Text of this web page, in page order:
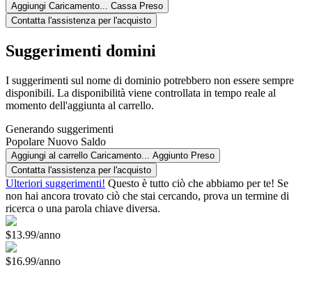
Aggiungi Caricamento... Cassa Preso
Contatta l'assistenza per l'acquisto
Suggerimenti domini
I suggerimenti sul nome di dominio potrebbero non essere sempre
disponibili. La disponibilità viene controllata in tempo reale al
momento dell'aggiunta al carrello.
Generando suggerimenti
Popolare Nuovo Saldo
Aggiungi al carrello Caricamento... Aggiunto Preso
Contatta l'assistenza per l'acquisto
Ulteriori suggerimenti! Questo è tutto ciò che abbiamo per te! Se
non hai ancora trovato ciò che stai cercando, prova un termine di
ricerca o una parola chiave diversa.
$13.99/anno
$16.99/anno